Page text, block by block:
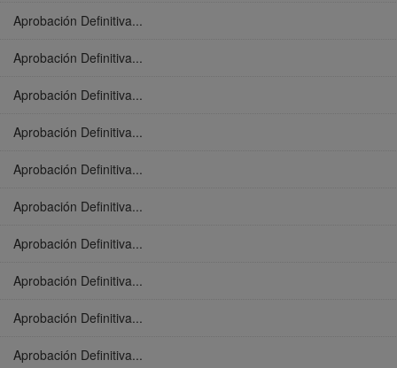
Aprobación Definitiva...
Aprobación Definitiva...
Aprobación Definitiva...
Aprobación Definitiva...
Aprobación Definitiva...
Aprobación Definitiva...
Aprobación Definitiva...
Aprobación Definitiva...
Aprobación Definitiva...
Aprobación Definitiva...